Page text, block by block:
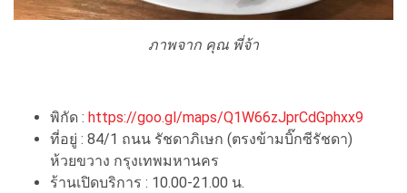
ภาพจาก คุณ พี่จ้า
พิกัด : https://goo.gl/maps/Q1W66zJprCdGphxx9
ที่อยู่ : 84/1 ถนน รัชดาภิเษก (ตรงข้ามบิ๊กซีรัชดา)
ห้วยขวาง กรุงเทพมหานคร
ร้านเปิดบริการ : 10.00-21.00 น.